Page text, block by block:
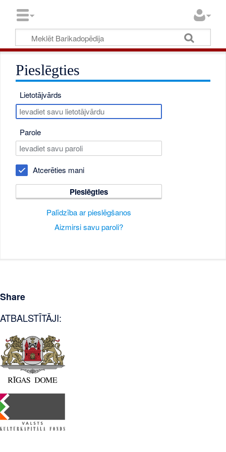
Pieslēgties
Lietotājvārds
Parole
Atcerēties mani
Pieslēgties
Palīdzība ar pieslēgšanos
Aizmirsi savu paroli?
Share
ATBALSTĪTĀJI: